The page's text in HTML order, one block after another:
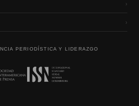
›
›
PERIODÍSTICA Y LIDERAZGO